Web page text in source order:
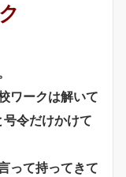
ワークは解いて
令だけかけて
って持ってきて